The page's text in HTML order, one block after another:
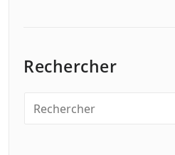
Rechercher